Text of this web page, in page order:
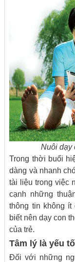
Nuôi dạy
Trong thời buổi
dàng và nhanh
tài liệu trong việc
cạnh những
thông tin không ít
biết nên dạy con
của trẻ.
Tâm lý là yếu
Đối với những